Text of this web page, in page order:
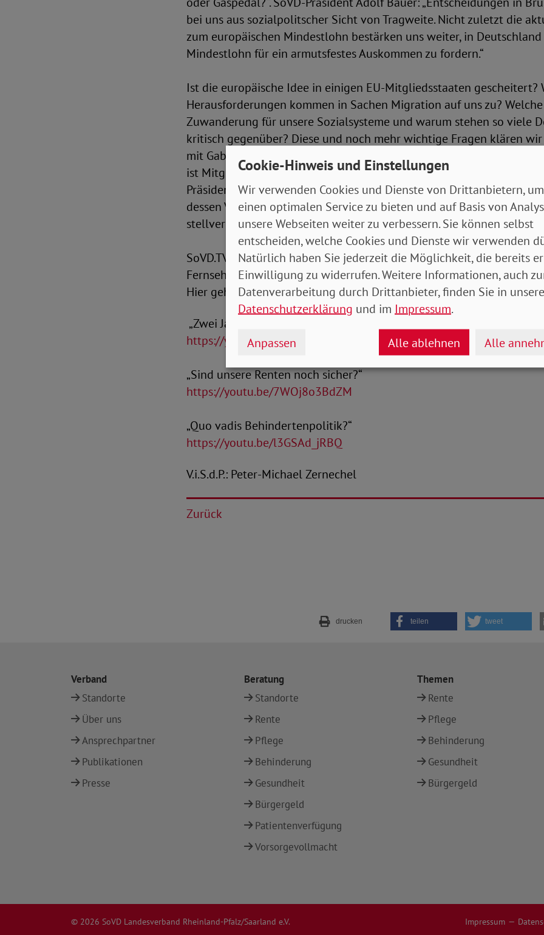
bei uns aus sozialpolitscher Sicht von Tragweite. Nicht zuletzt die
zum europäischen Mindestlohn bestärken uns weiter, in
Mindestlohn für ein armutsfestes Auskommen zu fordern.“
Ist die europäische Idee in einigen EU-Mitgliedsstaaten gescheitert?
Herausforderungen kommen in Sachen Migration auf uns zu?
Zuwanderung für unsere Sozialsysteme und warum stehen so viele
kritisch gegenüber? Diese und noch mehr wichtige Fragen klären wir
mit Gabi Bischoff (SPD). Die studierte Politikwissenschaftlerin und
ist Mitglied des Europäischen Parlaments. Sie diskutiert dabei mit
Präsidentin der Europäischen Bewegung Deutschland. EU-Expertin
dessen Vizepräsidentin Ursula Engelen-Kefer. Die ehemalige DGB-
stellvertretende SPD-Vorsitzende ist beim SoVD u.a. für
SoVD.TV sehen Sie über den Youtube-Kanal bzw. die Homepage des
Fernsehprogramm von Alex Berlin.
Hier geht es zu einigen bisherigen Sendungen:
„Zwei Jahre Corona – wie hat die Pandemie unsere Gesellschaft
https://youtu.be/DyL6BnLBQnw
„Sind unsere Renten noch sicher?“
https://youtu.be/7WOj8o3BdZM
„Quo vadis Behindertenpolitik?“
https://youtu.be/l3GSAd_jRBQ
V.i.S.d.P.: Peter-Michael Zernechel
Zurück
drucken teilen tweet
Verband
Standorte
Über uns
Ansprechpartner
Publikationen
Presse
Beratung
Standorte
Rente
Pflege
Behinderung
Gesundheit
Bürgergeld
Patientenverfügung
Vorsorgevollmacht
Themen
Rente
Pflege
Behinderung
Gesundheit
Bürgergeld
© 2026 SoVD Landesverband Rheinland-Pfalz/Saarland e.V. Impressum
Cookie-Hinweis und Einstellungen
Wir verwenden Cookies und Dienste von Drittanbietern,
einen optimalen Service zu bieten und auf Basis von
unsere Webseiten weiter zu verbessern. Sie können selbst
entscheiden, welche Cookies und Dienste wir verwenden
Natürlich haben Sie jederzeit die Möglichkeit, die bereits
Einwilligung zu widerrufen. Weitere Informationen, auch
Datenverarbeitung durch Drittanbieter, finden Sie in
Datenschutzerklärung und im Impressum.
Anpassen Alle ablehnen Alle